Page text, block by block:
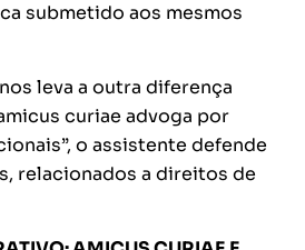
submetido aos mesmos
leva a outra diferença
curiae advoga por
o assistente defende
relacionados a direitos de